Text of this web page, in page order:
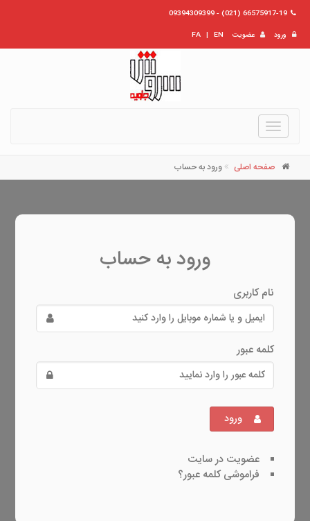
66575917-19 (021) - 09394309399
ورود
عضویت EN
|
FA
Toggle
navigation
صفحه اصلی ورود به حساب
ورود به حساب
نام کاربری
کلمه عبور
ورود
عضویت در سایت
فراموشی کلمه عبور؟